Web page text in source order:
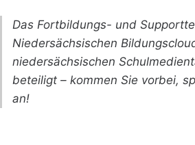
Das Fortbildungs- und
Niedersächsischen
niedersächsischen
beteiligt – kommen Sie vorbei,
an!